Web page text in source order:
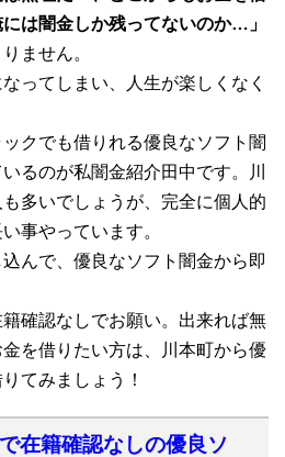
は闇金しか残ってないのか…」
ません。
ってしまい、人生が楽しくなく
クでも借りれる優良なソフト闇
るのが私闇金紹介田中です。川
多いでしょうが、完全に個人的
事やっています。
んで、優良なソフト闇金から即
確認なしでお願い。出来れば無
を借りたい方は、川本町から優
てみましょう！
在籍確認なしの優良ソ